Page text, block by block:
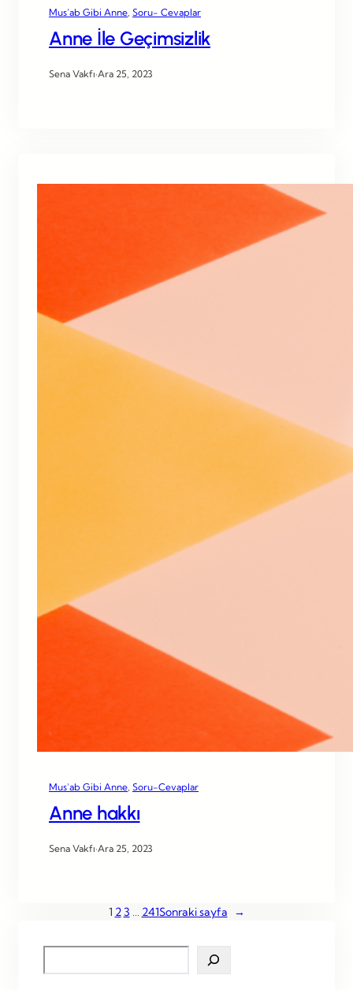
Mus’ab Gibi Anne Soru- Cevaplar
Anne İle Geçimsizlik
Sena Vakfı·Ara 25, 2023
Mus’ab Gibi Anne Soru-Cevaplar
Anne hakkı
Sena Vakfı·Ara 25, 2023
1 23 … 241Sonraki sayfa →
e